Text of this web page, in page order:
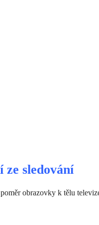
ze sledování
obrazovky k tělu